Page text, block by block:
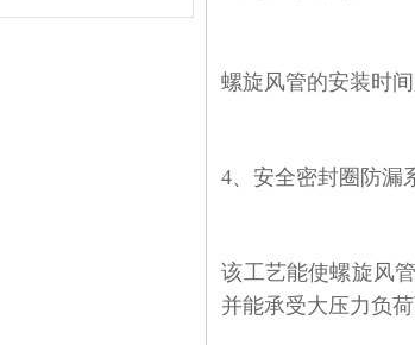
螺旋风管的安装时
4、安全密封圈防漏
该工艺能使螺旋风
并能承受大压力负